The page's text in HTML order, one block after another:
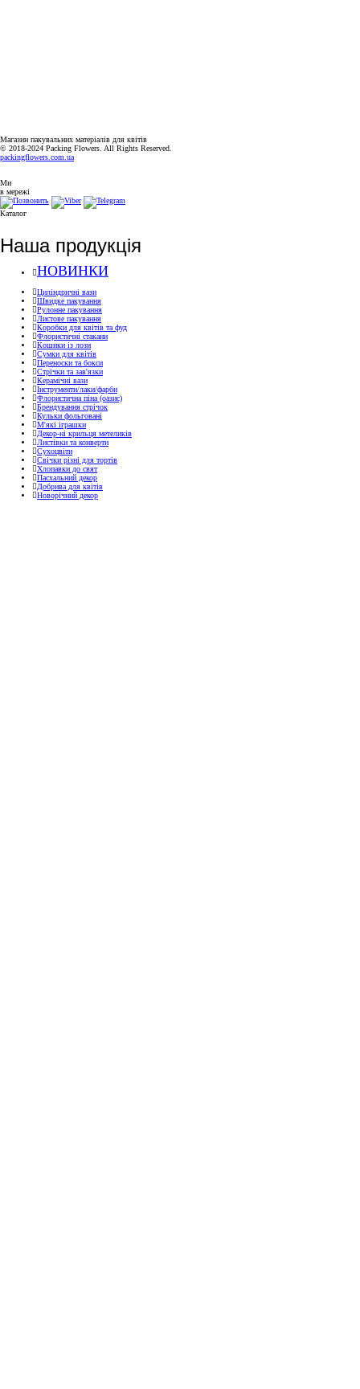
Магазин пакувальних матеріалів для квітів
© 2018-2024 Packing Flowers. All Rights Reserved.
packingflowers.com.ua
Ми
в мережі
Каталог
Наша продукція
НОВИНКИ
Циліндричні вази
Швидке пакування
Рулонне пакування
Листове пакування
Коробки для квітів та фуд
Флористичні стакани
Кошики із лози
Сумки для квітів
Переноски та бокси
Стрічки та зав'язки
Керамічні вази
Інструменти/лаки/фарби
Флористична піна (оазис)
Брендування стрічок
Кульки фольговані
М'які іграшки
Декор-ні крильця метеликів
Листівки та конверти
Сухоцвіти
Свічки різні для тортів
Хлопавки до свят
Пасхальний декор
Добрива для квітів
Новорічний декор